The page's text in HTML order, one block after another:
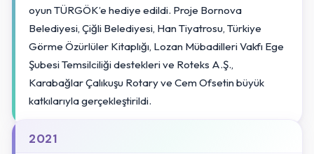
oyun TÜRGÖK’e hediye edildi. Proje Bornova
Belediyesi, Çiğli Belediyesi, Han Tiyatrosu, Türkiye
Görme Özürlüler Kitaplığı, Lozan Mübadilleri Vakfı Ege
Şubesi Temsilciliği destekleri ve Roteks A.Ş.,
Karabağlar Çalıkuşu Rotary ve Cem Ofsetin büyük
katkılarıyla gerçekleştirildi.
2021